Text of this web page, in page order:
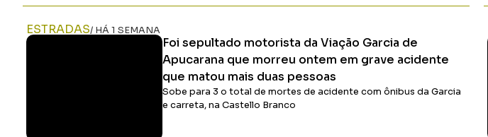
ESTRADAS/ HÁ 1 SEMANA
Foi sepultado motorista da Viação Garcia de
Apucarana que morreu ontem em grave acidente
que matou mais duas pessoas
Sobe para 3 o total de mortes de acidente com ônibus da Garcia
e carreta, na Castello Branco